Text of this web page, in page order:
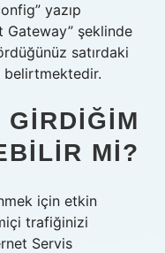
yazıp
Gateway” şeklinde
satırdaki
belirtmektedir.
MI?
için etkin
trafiğinizi
Servis